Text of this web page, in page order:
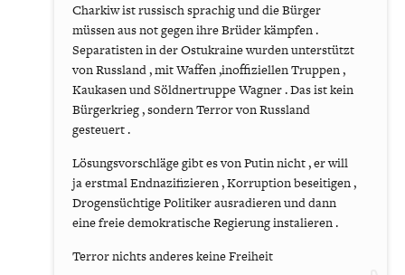
Charkiw ist russisch sprachig und die Bürger
müssen aus not gegen ihre Brüder kämpfen .
Separatisten in der Ostukraine wurden unterstützt
von Russland , mit Waffen ,inoffiziellen Truppen ,
Kaukasen und Söldnertruppe Wagner . Das ist kein
Bürgerkrieg , sondern Terror von Russland
gesteuert .
Lösungsvorschläge gibt es von Putin nicht , er will
ja erstmal Endnazifizieren , Korruption beseitigen ,
Drogensüchtige Politiker ausradieren und dann
eine freie demokratische Regierung instalieren .
Terror nichts anderes keine Freiheit